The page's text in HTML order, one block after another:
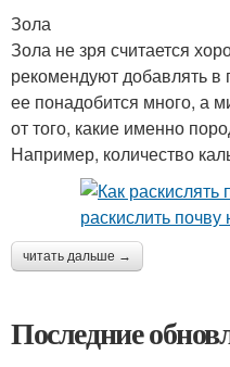
Зола
Зола не зря считается
рекомендуют добавлять в
ее понадобится много, а
от того, какие именно
Например, количество
читать дальше →
Последние